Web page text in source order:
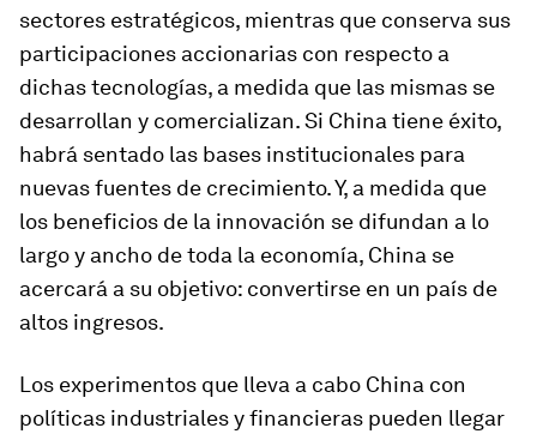
sectores estratégicos, mientras que conserva sus
participaciones accionarias con respecto a
dichas tecnologías, a medida que las mismas se
desarrollan y comercializan. Si China tiene éxito,
habrá sentado las bases institucionales para
nuevas fuentes de crecimiento. Y, a medida que
los beneficios de la innovación se difundan a lo
largo y ancho de toda la economía, China se
acercará a su objetivo: convertirse en un país de
altos ingresos.
Los experimentos que lleva a cabo China con
políticas industriales y financieras pueden llegar